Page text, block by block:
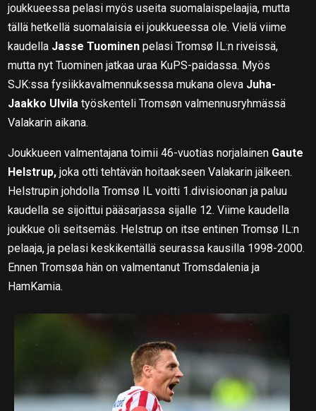
joukkueessa pelasi myös useita suomalaispelaajia, mutta
tällä hetkellä suomalaisia ei joukkueessa ole. Vielä viime
kaudella Jasse Tuominen pelasi Tromsø IL:n riveissä,
mutta nyt Tuominen jatkaa uraa KuPS-paidassa. Myös
SJK:ssa fysiikkavalmennuksessa mukana oleva Juha-
Jaakko Ulvila työskenteli Tromsøn valmennusryhmässä
Valakarin aikana.
Joukkueen valmentajana toimii 46-vuotias norjalainen Gaute
Helstrup, joka otti tehtävän hoitaakseen Valakarin jälkeen.
Helstrupin johdolla Tromsø IL voitti 1.divisioonan ja paluu
kaudella se sijoittui pääsarjassa sijalle 12. Viime kaudella
joukkue oli seitsemäs. Helstrup on itse entinen Tromsø IL:n
pelaaja, ja pelasi keskikentällä seurassa kausilla 1998-2000.
Ennen Tromsøa hän on valmentanut Tromsdalenia ja
HamKamia.